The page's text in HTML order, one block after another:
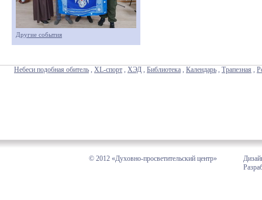
Другие события
Небеси подобная обитель , XL-спорт , ХЭД , Библиотека , Календарь , Трапезная ,
© 2012 «Духовно-просветительский центр»